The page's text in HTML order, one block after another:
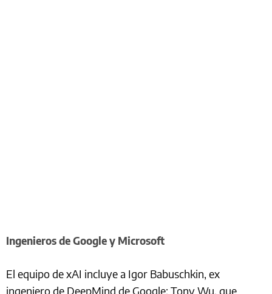
Ingenieros de Google y Microsoft
El equipo de xAI incluye a Igor Babuschkin, ex
ingeniero de DeepMind de Google; Tony Wu, que